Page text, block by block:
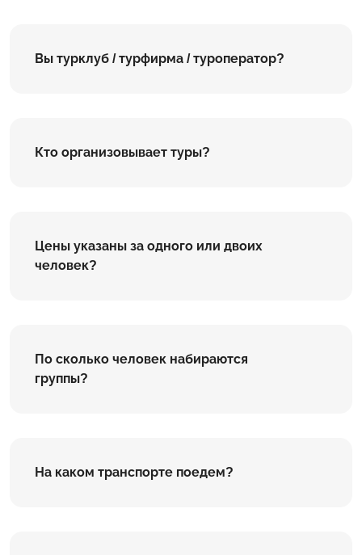
Вы турклуб / турфирма / туроператор?
Кто организовывает туры?
Цены указаны за одного или двоих
человек?
По сколько человек набираются
группы?
На каком транспорте поедем?